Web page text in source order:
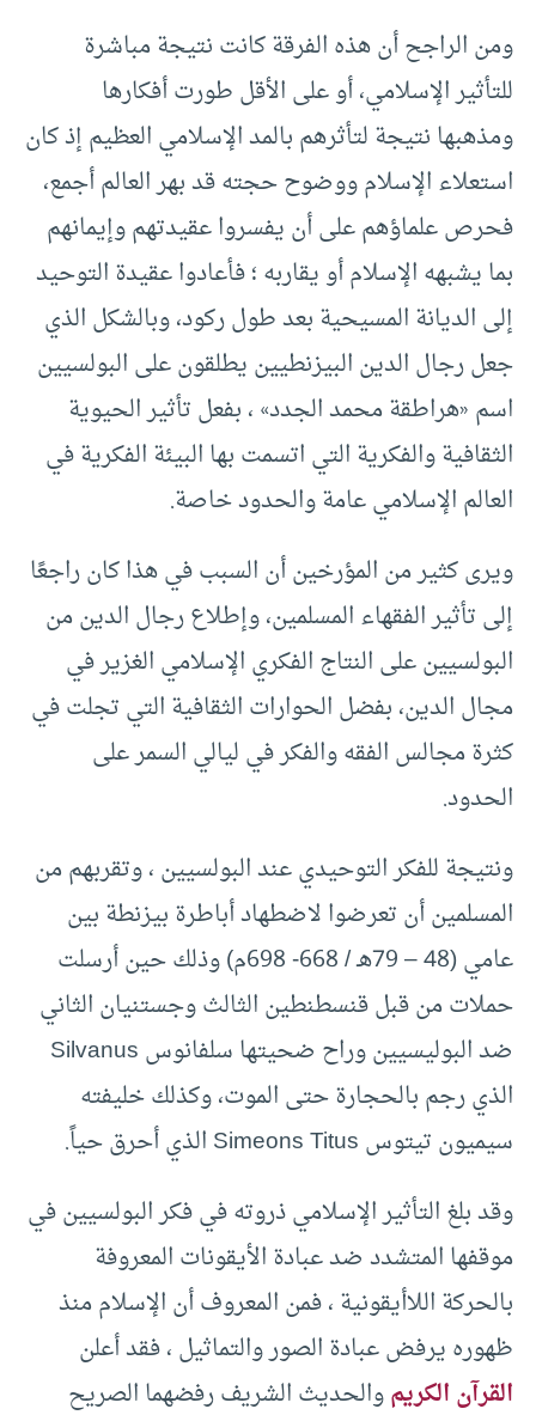
ومن الراجح أن هذه الفرقة كانت نتيجة مباشرة
للتأثير الإسلامي، أو على الأقل طورت أفكارها
ومذهبها نتيجة لتأثرهم بالمد الإسلامي العظيم إذ كان
استعلاء الإسلام ووضوح حجته قد بهر العالم أجمع،
فحرص علماؤهم على أن يفسروا عقيدتهم وإيمانهم
بما يشبهه الإسلام أو يقاربه ؛ فأعادوا عقيدة التوحيد
إلى الديانة المسيحية بعد طول ركود، وبالشكل الذي
جعل رجال الدين البيزنطيين يطلقون على البولسيين
اسم «هراطقة محمد الجدد» ، بفعل تأثير الحيوية
الثقافية والفكرية التي اتسمت بها البيئة الفكرية في
العالم الإسلامي عامة والحدود خاصة.
ويرى كثير من المؤرخين أن السبب في هذا كان راجعًا
إلى تأثير الفقهاء المسلمين، وإطلاع رجال الدين من
البولسيين على النتاج الفكري الإسلامي الغزير في
مجال الدين، بفضل الحوارات الثقافية التي تجلت في
كثرة مجالس الفقه والفكر في ليالي السمر على
الحدود.
ونتيجة للفكر التوحيدي عند البولسيين ، وتقربهم من
المسلمين أن تعرضوا لاضطهاد أباطرة بيزنطة بين
عامي (48 – 79هـ / 668- 698م) وذلك حين أرسلت
حملات من قبل قنسطنطين الثالث وجستنيان الثاني
ضد البوليسيين وراح ضحيتها سلفانوس Silvanus
الذي رجم بالحجارة حتى الموت، وكذلك خليفته
سيميون تيتوس Simeons Titus الذي أحرق حياً.
وقد بلغ التأثير الإسلامي ذروته في فكر البولسيين في
موقفها المتشدد ضد عبادة الأيقونات المعروفة
بالحركة اللاأيقونية ، فمن المعروف أن الإسلام منذ
ظهوره يرفض عبادة الصور والتماثيل ، فقد أعلن
القرآن الكريموالحديث الشريف رفضهما الصريح